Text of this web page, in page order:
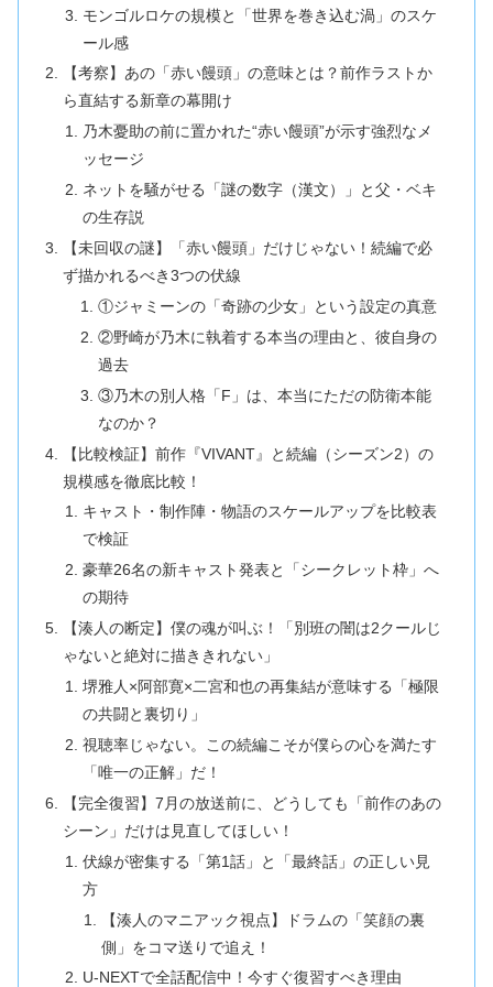
モンゴルロケの規模と「世界を巻き込む渦」のスケ
ール感
【考察】あの「赤い饅頭」の意味とは？前作ラストか
ら直結する新章の幕開け
乃木憂助の前に置かれた“赤い饅頭”が示す強烈なメ
ッセージ
ネットを騒がせる「謎の数字（漢文）」と父・ベキ
の生存説
【未回収の謎】「赤い饅頭」だけじゃない！続編で必
ず描かれるべき3つの伏線
①ジャミーンの「奇跡の少女」という設定の真意
②野崎が乃木に執着する本当の理由と、彼自身の
過去
③乃木の別人格「F」は、本当にただの防衛本能
なのか？
【比較検証】前作『VIVANT』と続編（シーズン2）の
規模感を徹底比較！
キャスト・制作陣・物語のスケールアップを比較表
で検証
豪華26名の新キャスト発表と「シークレット枠」へ
の期待
【湊人の断定】僕の魂が叫ぶ！「別班の闇は2クールじ
ゃないと絶対に描ききれない」
堺雅人×阿部寛×二宮和也の再集結が意味する「極限
の共闘と裏切り」
視聴率じゃない。この続編こそが僕らの心を満たす
「唯一の正解」だ！
【完全復習】7月の放送前に、どうしても「前作のあの
シーン」だけは見直してほしい！
伏線が密集する「第1話」と「最終話」の正しい見
方
【湊人のマニアック視点】ドラムの「笑顔の裏
側」をコマ送りで追え！
U-NEXTで全話配信中！今すぐ復習すべき理由